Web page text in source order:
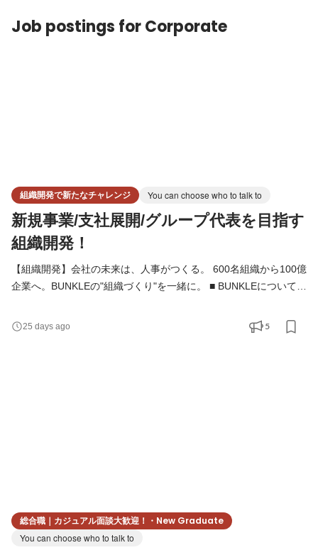
Job postings for Corporate
組織開発で新たなチャレンジ You can choose who to talk to
新規事業/支社展開/グループ代表を目指す
組織開発！
【組織開発】会社の未来は、人事がつくる。 600名組織から100億
企業へ。BUNKLEの"組織づくり"を一緒に。 ■ BUNKLEについて
2026年、創業10周年を迎え、 社名をY&I GroupからBUNKLEへ変
25 days ago 5
総合職｜カジュアル面談大歓迎！・New Graduate
You can choose who to talk to